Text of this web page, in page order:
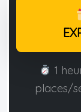
1
places/